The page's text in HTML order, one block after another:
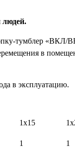
людей.
тумблер «ВКЛ/
в
в эксплуатацию.
1х15
1 1